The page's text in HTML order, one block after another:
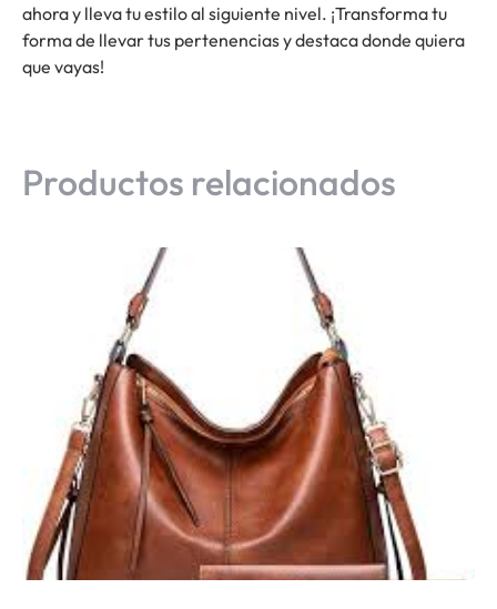
ahora y lleva tu estilo al siguiente nivel. ¡Transforma tu
forma de llevar tus pertenencias y destaca donde quiera
que vayas!
Productos relacionados